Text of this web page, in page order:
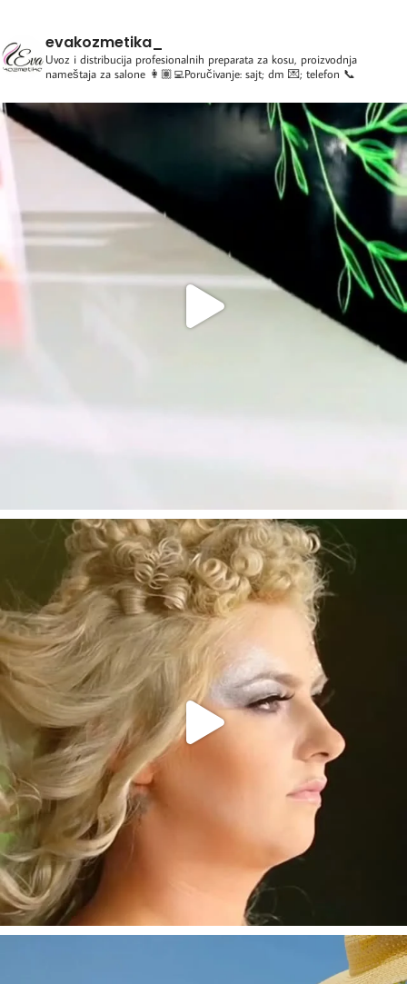
evakozmetika_
Uvoz i distribucija profesionalnih preparata za kosu, proizvodnja
nameštaja za salone 👩🏽‍💻Poručivanje: sajt; dm 💌; telefon 📞